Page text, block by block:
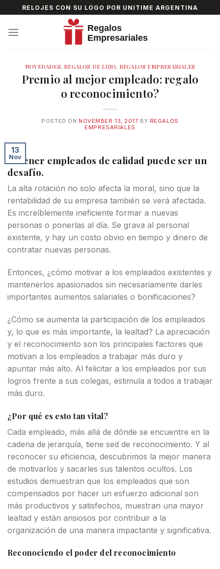
to
content
RELOJES CON SU LOGO POR UNITIME ARGENTINA
NOVEDADES, REGALOS DE LUJO, REGALOS EMPRESARIALES
Premio al mejor empleado: regalo
o reconocimiento?
POSTED ON NOVEMBER 13, 2017 BY REGALOS
EMPRESARIALES
13
Nov
Retener empleados de calidad puede ser un
desafío.
La alta rotación no solo afecta la moral, sino que la
rentabilidad de su empresa también se verá afectada.
Es increíblemente ineficiente formar a nuevas
personas o ponerlas al día. Se grava al personal
existente, y hay un costo obvio en tiempo y dinero de
contratar nuevas personas.
Entonces, ¿cómo motivar a los empleados existentes y
mantenerlos apasionados sin necesariamente darles
importantes aumentos salariales o bonificaciones?
¿Cómo se aumenta la participación de los empleados
y, lo que es más importante, la lealtad? La apreciación
y el reconocimiento son los principales factores que
motivan a los empleados a trabajar más duro y
apuntar más alto. Al felicitar a los empleados por sus
logros frente a sus colegas, estimula a todos a trabajar
más duro.
¿Por qué es esto tan vital?
Cada empleado, más allá de dónde se encuentre en la
cadena de jerarquía, tiene sed de reconocimiento. Y al
reconocer su eficiencia, descubrimos la mejor manera
de motivarlos y sacarles sus talentos ocultos. Los
estudios demuestran que los empleados que son
compensados por hacer un esfuerzo adicional son
más productivos y satisfechos, muestran una mayor
lealtad y están ansiosos por contribuir a la
organización de una manera impactante y significativa.
Reconociendo el poder del reconocimiento